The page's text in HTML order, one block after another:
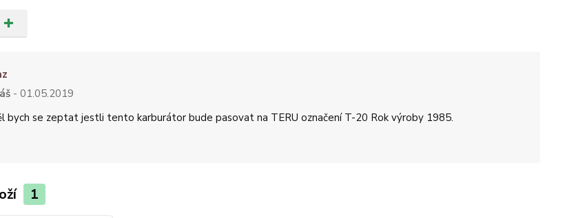
01.05.2019
bych se zeptat jestli tento karburátor bude pasovat na TERU označení T-20 Rok výroby 1985.
1